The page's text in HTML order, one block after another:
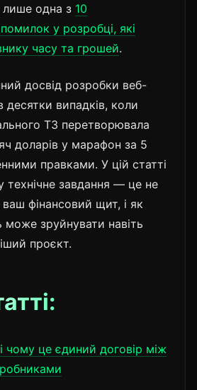
лише одна з 10
у розробці, які
часу та грошей.
досвід розробки веб-
десятки випадків, коли
ТЗ перетворювала
доларів у марафон за 5
правками. У цій статті
технічне завдання — це не
фінансовий щит, і як
може зруйнувати навіть
проєкт.
чому це єдиний договір між